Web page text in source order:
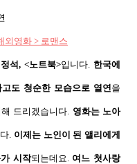
외영화 > 로맨스
석, <노트북>입니다. 한국에
도 청순한 모습으로 열연을
드리겠습니다. 영화는 노아
. 이제는 노인이 된 앨리에게
시작되는데요. 여느 첫사랑